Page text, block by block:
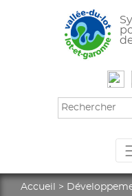
Accueil >